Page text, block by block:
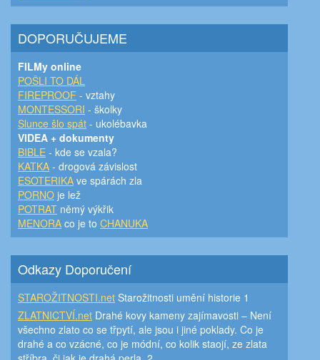
DOPORUČUJEME
FILMy online
POŠLI TO DÁL
FIREPROOF - vztahy
MONTESSORI - školky
Slunce šlo spát - ukolébavka
VIDEA + dokumenty
BIBLE - kde se vzala?
KATKA - drogová závislost
ESOTERIKA ve spárách zla
PORNO je lež
POTRAT němý výkřik
MENORA co je to CHANUKA
Odkazy Doporučení
STAROŽITNOSTI.net Starožitnosti umění historie 1
ZLATNICTVÍ.net Drahé kovy kameny zajímavosti – Není
všechno zlato co se třpytí, ale jsou i jiné poklady. Co je
drahé a co vzácné, co je módní, co kolik staojí, ze zlata